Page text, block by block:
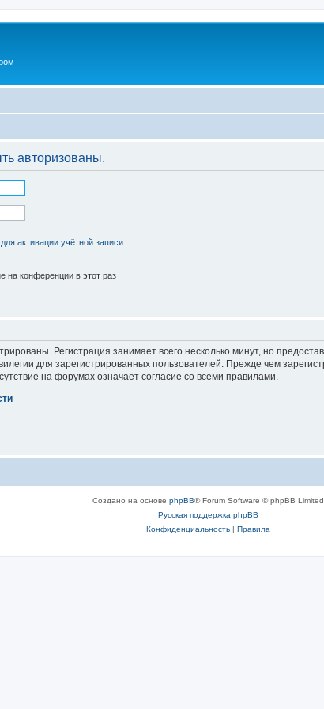
авторизованы.
активации учётной записи
на конференции в этот раз
Регистрация занимает всего несколько минут, но
для зарегистрированных пользователей. Прежде чем
на форумах означает согласие со всеми правилами.
Создано на основе phpBB® Forum Software © phpBB Limited
Русская поддержка phpBB
Конфиденциальность| Правила